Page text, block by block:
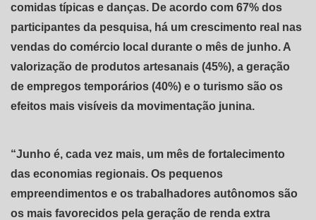
comidas típicas e danças. De acordo com 67% dos
participantes da pesquisa, há um crescimento real nas
vendas do comércio local durante o mês de junho. A
valorização de produtos artesanais (45%), a geração
de empregos temporários (40%) e o turismo são os
efeitos mais visíveis da movimentação junina.
“Junho é, cada vez mais, um mês de fortalecimento
das economias regionais. Os pequenos
empreendimentos e os trabalhadores autônomos são
os mais favorecidos pela geração de renda extra